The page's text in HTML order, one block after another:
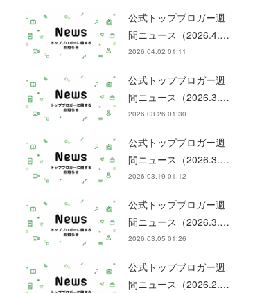
公式トップブロガー週
間ニュース（2026.4.…
2026.04.02 01:11
公式トップブロガー週
間ニュース（2026.3.…
2026.03.26 01:30
公式トップブロガー週
間ニュース（2026.3.…
2026.03.19 01:12
公式トップブロガー週
間ニュース（2026.3.…
2026.03.05 01:26
公式トップブロガー週
間ニュース（2026.2.…